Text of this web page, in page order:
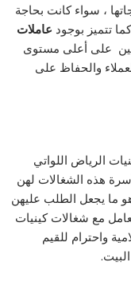
، سواء كانت بحاجة
تتميز بوجود عاملات
على أعلى مستوى
والحفاظ على
الرياض اللواتي
هذه الشغالات لهن
ما يجعل الطلب عليهن
مع شغالات كينيات
واحترام للقيم